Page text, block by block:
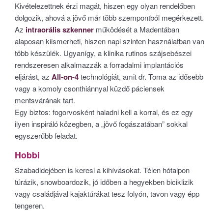
Kivételezettnek érzi magát, hiszen egy olyan rendelőben
dolgozik, ahová a jövő már több szempontból megérkezett.
Az intraorális szkenner működését a Madentában
alaposan kiismerheti, hiszen napi szinten használatban van
több készülék. Ugyanígy, a klinika rutinos szájsebészei
rendszeresen alkalmazzák a forradalmi implantációs
eljárást, az All-on-4technológiát, amit dr. Toma az idősebb
vagy a komoly csonthiánnyal küzdő páciensek
mentsvárának tart.
Egy biztos: fogorvosként haladni kell a korral, és ez egy
ilyen inspiráló közegben, a „jövő fogászatában” sokkal
egyszerűbb feladat.
Hobbi
Szabadidejében is keresi a kihívásokat. Télen hótalpon
túrázik, snowboardozik, jó időben a hegyekben biciklizik
vagy családjával kajaktúrákat tesz folyón, tavon vagy épp
tengeren.